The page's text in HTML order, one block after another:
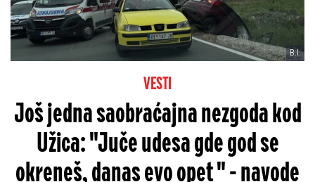
B.I.
VESTI
Još jedna saobraćajna nezgoda kod
Užica: "Juče udesa gde god se
okreneš, danas evo opet " - navode